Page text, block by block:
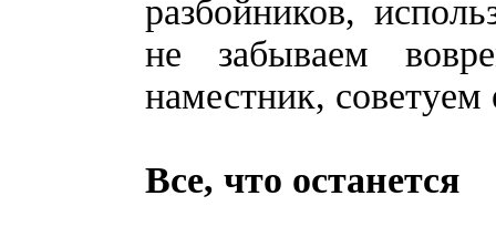
разбойников,
не забываем
наместник,
Все, что останется